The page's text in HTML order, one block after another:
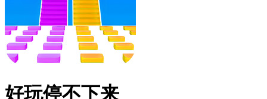
好玩停不下来